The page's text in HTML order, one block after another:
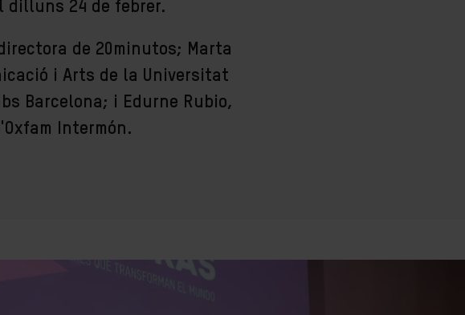
dilluns 24 de febrer.
de 20minutos; Marta
i Arts de la Universitat
Barcelona; i Edurne Rubio,
Intermón.